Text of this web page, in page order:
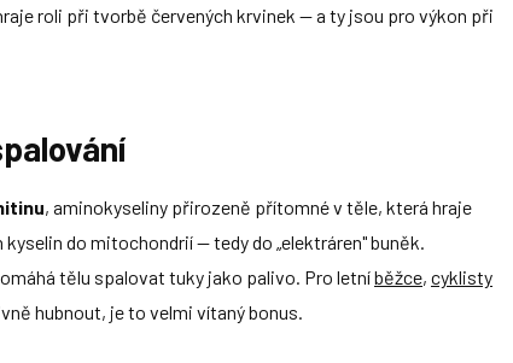
roli při tvorbě červených krvinek — a ty jsou pro výkon při
, aminokyseliny přirozeně přítomné v těle, která hraje
do mitochondrií — tedy do „elektráren" buněk.
tělu spalovat tuky jako palivo. Pro letníběžce, cyklisty
hubnout, je to velmi vítaný bonus.